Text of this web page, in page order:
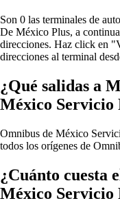
Son 0 las terminales de
De México Plus, a
direcciones. Haz click en
direcciones al terminal
¿Qué salidas a
México Servicio
Omnibus de México
todos los orígenes de
¿Cuánto cuesta
México Servicio